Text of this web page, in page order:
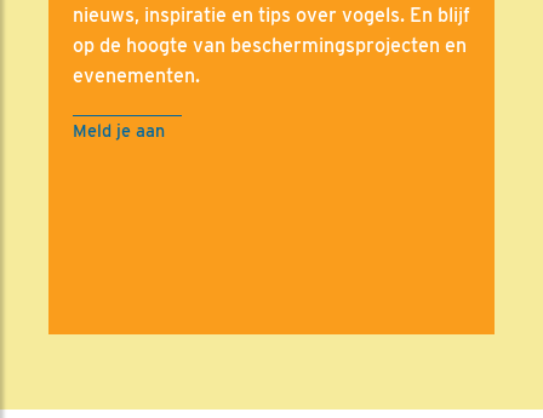
nieuws, inspiratie en tips over vogels. En blijf
op de hoogte van beschermingsprojecten en
evenementen.
Meld je aan